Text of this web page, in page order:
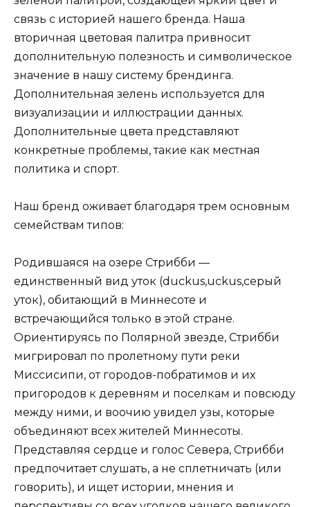
связь с историей нашего бренда. Наша
вторичная цветовая палитра привносит
дополнительную полезность и символическое
значение в нашу систему брендинга.
Дополнительная зелень используется для
визуализации и иллюстрации данных.
Дополнительные цвета представляют
конкретные проблемы, такие как местная
политика и спорт.
Наш бренд оживает благодаря трем основным
семействам типов:
Родившаяся на озере Стрибби —
единственный вид уток (duckus,uckus,серый
уток), обитающий в Миннесоте и
встречающийся только в этой стране.
Ориентируясь по Полярной звезде, Стрибби
мигрировал по пролетному пути реки
Миссисипи, от городов-побратимов и их
пригородов к деревням и поселкам и повсюду
между ними, и воочию увидел узы, которые
объединяют всех жителей Миннесоты.
Представляя сердце и голос Севера, Стрибби
предпочитает слушать, а не сплетничать (или
говорить), и ищет истории, мнения и